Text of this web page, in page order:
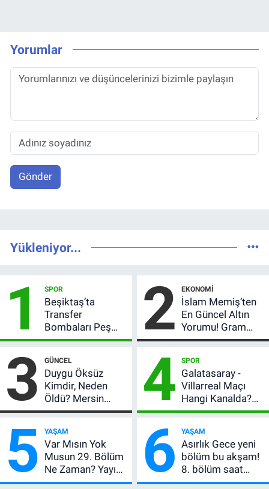
Yorumlar
Gönder
Yükleniyor...
1 SPOR
Beşiktaş’ta
Transfer
Bombaları Peş
Peşe! Adalı
Açıkladı, 5 Yıldız
Daha Listede
2 EKONOMI
İslam Memiş’ten
En Güncel Altın
Yorumu! Gram
Altın İçin 6.350 TL
Beklentisi
Değişmedi
3 GÜNCEL
Duygu Öksüz
Kimdir, Neden
Öldü? Mersin
Basınının Acı
4 SPOR
Galatasaray -
Villarreal Maçı
Hangi Kanalda?
Hazırlık Maçı Ne
Kaçta, Nereden
İzlenir?
5 YAŞAM
Var Mısın Yok
Musun 29. Bölüm
Ne Zaman? Yayın
Günü Değişti, Yeni
6 YAŞAM
Asırlık Gece yeni
bölüm bu akşam!
8. bölüm saat
kaçta, TRT 1 canlı